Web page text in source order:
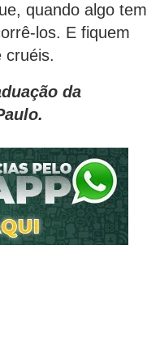
quando algo tem
los. E fiquem
cruéis.
da
Paulo.